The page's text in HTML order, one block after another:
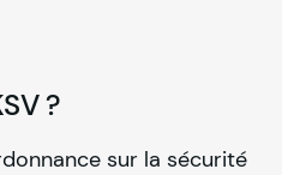
?
sur la sécurité